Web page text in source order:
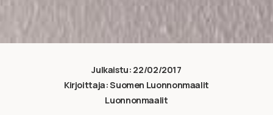
Julkaistu: 22/02/2017
Kirjoittaja:Suomen Luonnonmaalit
Luonnonmaalit